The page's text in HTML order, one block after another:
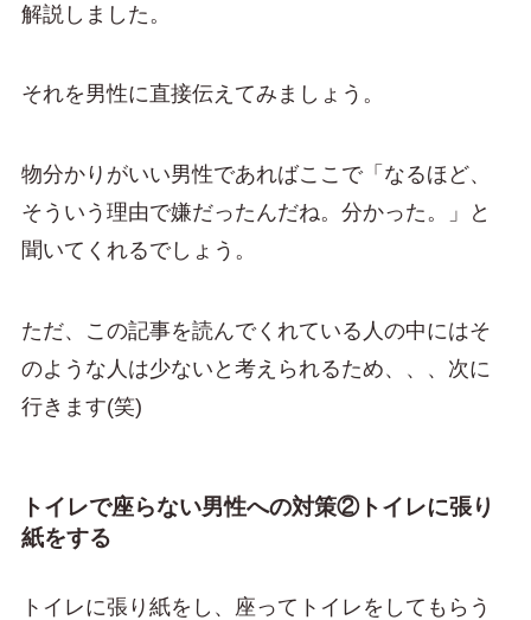
解説しました。
それを男性に直接伝えてみましょう。
物分かりがいい男性であればここで「なるほど、
そういう理由で嫌だったんだね。分かった。」と
聞いてくれるでしょう。
ただ、この記事を読んでくれている人の中にはそ
のような人は少ないと考えられるため、、、次に
行きます(笑)
トイレで座らない男性への対策②トイレに張り
紙をする
トイレに張り紙をし、座ってトイレをしてもらう